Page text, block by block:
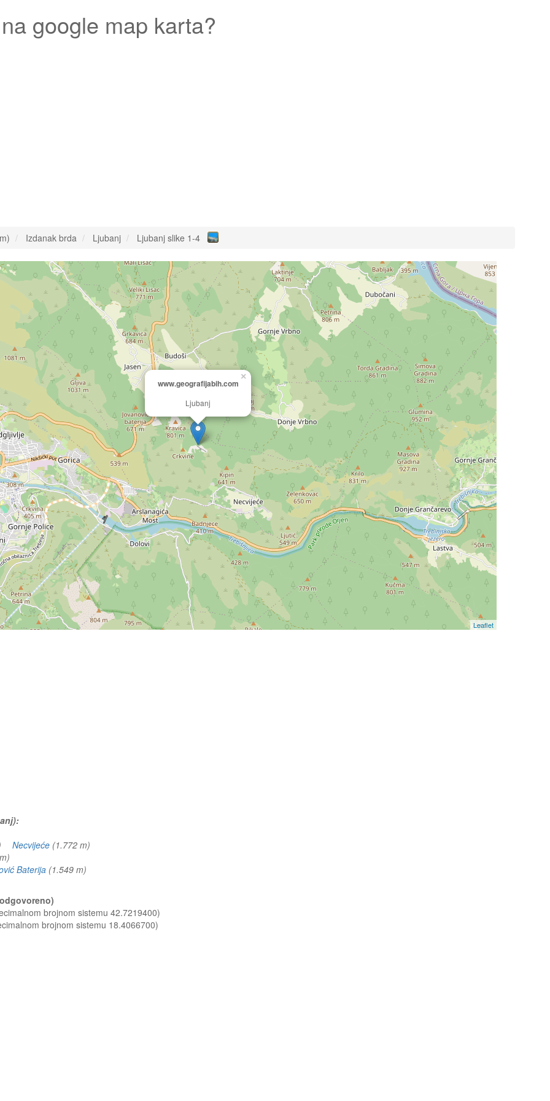
google map karta?
Izdanak brda Ljubanj Ljubanj slike 1-4
www.geografijabih.com
Ljubanj
×
Leaflet
Necvijeće (1.772 m)
Baterija (1.549 m)
brojnom sistemu 42.7219400)
brojnom sistemu 18.4066700)